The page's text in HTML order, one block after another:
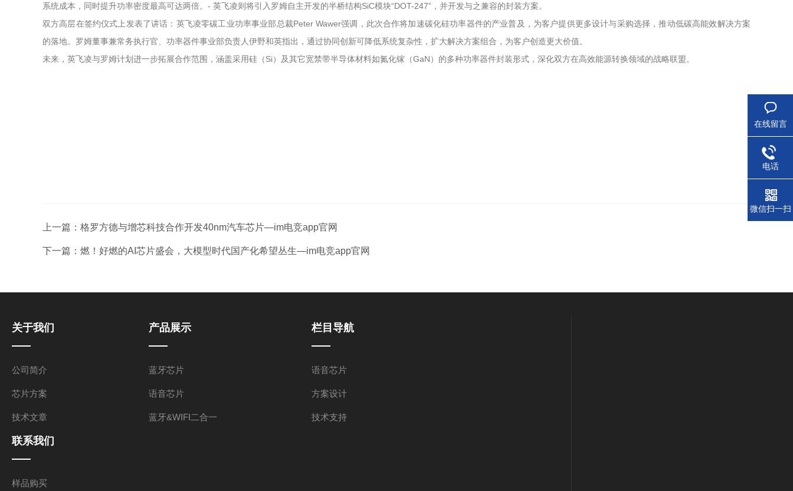
系统成本，同时提升功率密度最高可达两倍。- 英飞凌则将引入罗姆自主开发的半桥结构SiC模块“DOT-247”，并开发与之兼容的封装方案。
双方高层在签约仪式上发表了讲话：英飞凌零碳工业功率事业部总裁Peter Wawer强调，此次合作将加速碳化硅功率器件的产业普及，为客户提供更多设计与采购选择，推动低碳高能效解决方案
的落地。罗姆董事兼常务执行官、功率器件事业部负责人伊野和英指出，通过协同创新可降低系统复杂性，扩大解决方案组合，为客户创造更大价值。
未来，英飞凌与罗姆计划进一步拓展合作范围，涵盖采用硅（Si）及其它宽禁带半导体材料如氮化镓（GaN）的多种功率器件封装形式，深化双方在高效能源转换领域的战略联盟。
上一篇： 格罗方德与增芯科技合作开发40nm汽车芯片—im电竞app官网
下一篇： 燃！好燃的AI芯片盛会，大模型时代国产化希望丛生—im电竞app官网
关于我们
公司简介
芯片方案
技术文章
产品展示
蓝牙芯片
语音芯片
蓝牙&WIFI二合一
栏目导航
语音芯片
方案设计
技术支持
联系我们
样品购买
在线留言
电话
微信扫一扫